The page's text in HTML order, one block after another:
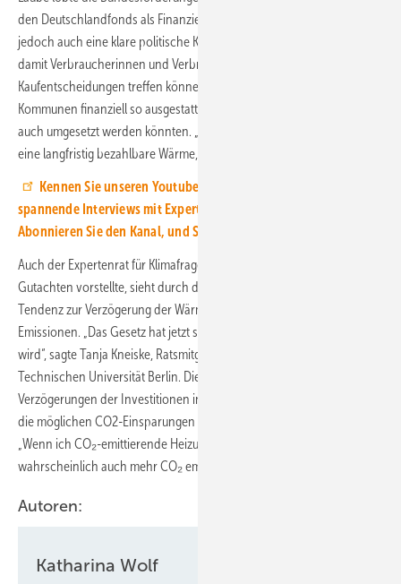
den Deutschlandfonds als Finanzierungsoptionen. „Wir brauchen
jedoch auch eine klare politische Kommunikation pro Energiewende,
damit Verbraucherinnen und Verbraucher zukunftsgewandte
Kaufentscheidungen treffen können.“ Gleichzeitig müssten die
Kommunen finanziell so ausgestattet werden, dass die Investitionen
auch umgesetzt werden könnten. „Die Bürgerinnen wollen vor allem
eine langfristig bezahlbare Wärme, und die geht nur erneuerbar.“
Kennen Sie unseren Youtube-Kanal? Hier finden Sie
spannende Interviews mit Experten aus der Regenerativbranche.
Abonnieren Sie den Kanal, und Sie verpassen kein Video.
Auch der Expertenrat für Klimafragen, der jetzt sein aktuelles
Gutachten vorstellte, sieht durch das geplante Gesetz zumindest eine
Tendenz zur Verzögerung der Wärmewende und damit zu mehr
Emissionen. „Das Gesetz hat jetzt schon Einfluss, weil es diskutiert
wird“, sagte Tanja Kneiske, Ratsmitglied und Professorin an der
Technischen Universität Berlin. Die Diskussion führe zu
Verzögerungen der Investitionen in privaten Haushalten, sodass auch
die möglichen CO2-Einsparungen verschoben würden. Außerdem:
„Wenn ich CO₂-emittierende Heizungen erlaube, dann wird
wahrscheinlich auch mehr CO₂ emittiert“, so Kneiske.
Autoren:
Katharina Wolf